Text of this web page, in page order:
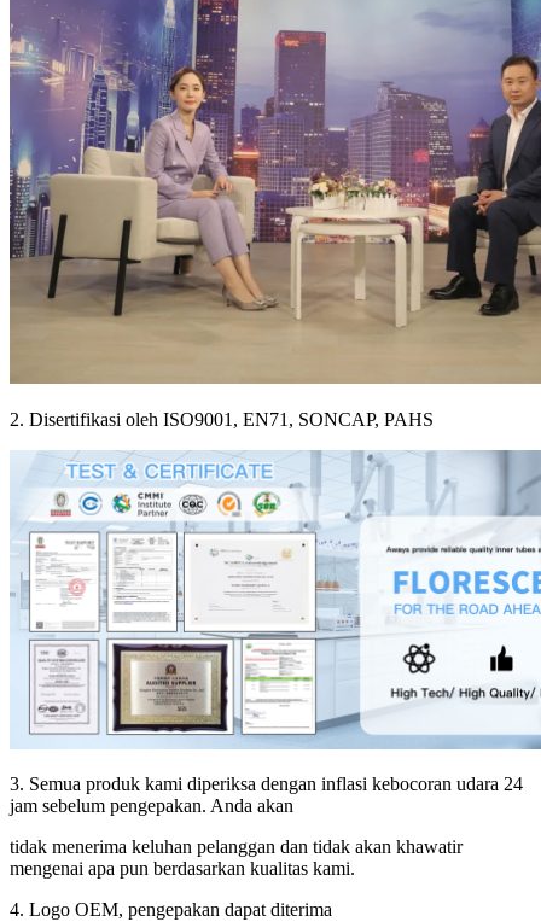
2. Disertifikasi oleh ISO9001, EN71, SONCAP, PAHS
3. Semua produk kami diperiksa dengan inflasi kebocoran udara 24
jam sebelum pengepakan. Anda akan
tidak menerima keluhan pelanggan dan tidak akan khawatir
mengenai apa pun berdasarkan kualitas kami.
4. Logo OEM, pengepakan dapat diterima